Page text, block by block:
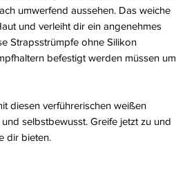
umwerfend aussehen. Das weiche
und verleiht dir ein angenehmes
Strapsstrümpfe ohne Silikon
befestigt werden müssen um
diesen verführerischen weißen
selbstbewusst. Greife jetzt zu und
dir bieten.